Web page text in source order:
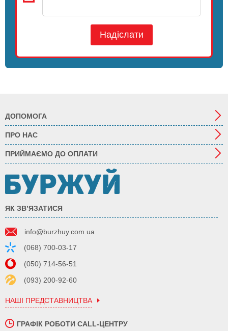
Надіслати
ДОПОМОГА
ПРО НАС
ПРИЙМАЄМО ДО ОПЛАТИ
ЯК ЗВ’ЯЗАТИСЯ
info@burzhuy.com.ua
(068) 700-03-17
(050) 714-56-51
(093) 200-92-60
НАШІ ПРЕДСТАВНИЦТВА
ГРАФІК РОБОТИ CALL-ЦЕНТРУ